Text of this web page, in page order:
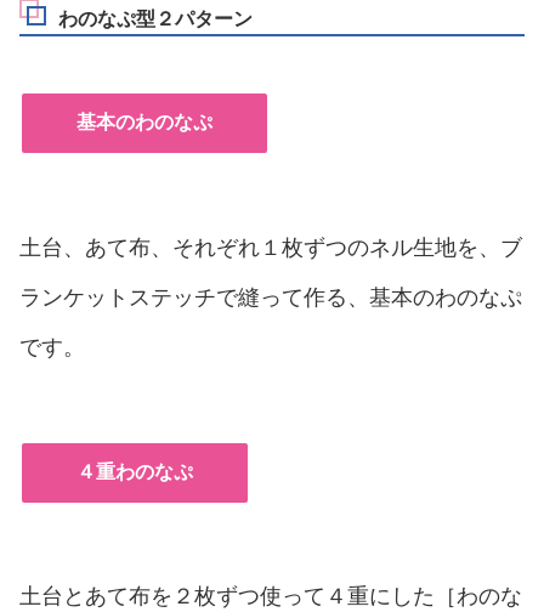
わのなぷ型２パターン
基本のわのなぷ
土台、あて布、それぞれ１枚ずつのネル生地を、ブ
ランケットステッチで縫って作る、基本のわのなぷ
です。
４重わのなぷ
土台とあて布を２枚ずつ使って４重にした［わのな